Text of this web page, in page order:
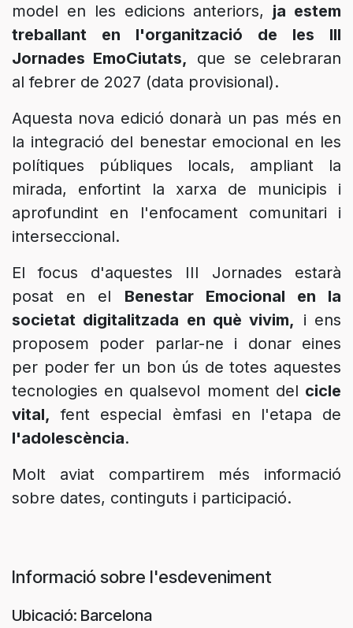
model en les edicions anteriors, ja estem
treballant en l'organització de les III
Jornades EmoCiutats, que se celebraran
al febrer de 2027 (data provisional).
Aquesta nova edició donarà un pas més en
la integració del benestar emocional en les
polítiques públiques locals, ampliant la
mirada, enfortint la xarxa de municipis i
aprofundint en l'enfocament comunitari i
interseccional.
El focus d'aquestes III Jornades estarà
posat en el Benestar Emocional en la
societat digitalitzada en què vivim, i ens
proposem poder parlar-ne i donar eines
per poder fer un bon ús de totes aquestes
tecnologies en qualsevol moment del cicle
vital, fent especial èmfasi en l'etapa de
l'adolescència.
Molt aviat compartirem més informació
sobre dates, continguts i participació.
Informació sobre l'esdeveniment
Ubicació: Barcelona